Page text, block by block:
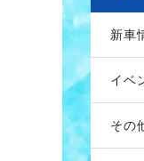
新車
イベ
その